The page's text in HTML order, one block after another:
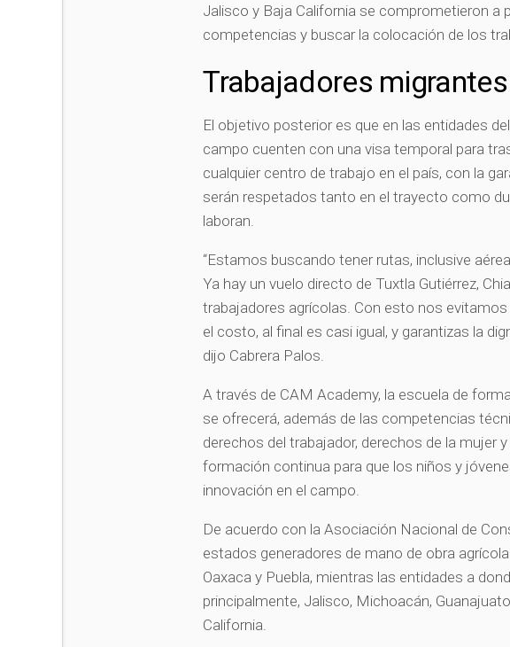
Jalisco y Baja California se comprometieron a
competencias y buscar la colocación de los
Trabajadores migrantes
El objetivo posterior es que en las entidades
campo cuenten con una visa temporal para
cualquier centro de trabajo en el país, con la
serán respetados tanto en el trayecto como
laboran.
“Estamos buscando tener rutas, inclusive
Ya hay un vuelo directo de Tuxtla Gutiérrez,
trabajadores agrícolas. Con esto nos
el costo, al final es casi igual, y garantizas la
dijo Cabrera Palos.
A través de CAM Academy, la escuela de
se ofrecerá, además de las competencias
derechos del trabajador, derechos de la mujer
formación continua para que los niños y
innovación en el campo.
De acuerdo con la Asociación Nacional de
estados generadores de mano de obra
Oaxaca y Puebla, mientras las entidades a
principalmente, Jalisco, Michoacán,
California.